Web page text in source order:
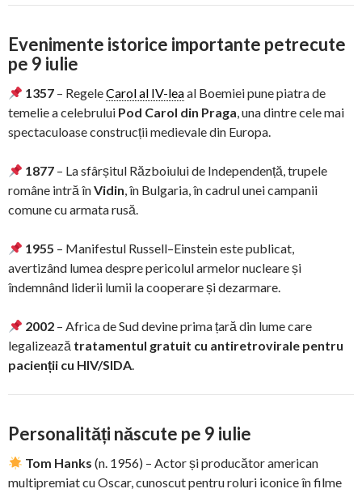
Evenimente istorice importante petrecute
pe 9 iulie
1357 – RegeleCarol al IV-leaal Boemiei pune piatra de
temelie a celebrului Pod Carol din Praga, una dintre cele mai
spectaculoase construcții medievale din Europa.
1877 – La sfârșitul Războiului de Independență, trupele
române intră înVidin, în Bulgaria, în cadrul unei campanii
comune cu armata rusă.
1955 – Manifestul Russell–Einstein este publicat,
avertizând lumea despre pericolul armelor nucleare și
îndemnând liderii lumii la cooperare și dezarmare.
2002 – Africa de Sud devine prima țară din lume care
legalizează tratamentul gratuit cu antiretrovirale pentru
pacienții cu HIV/SIDA.
Personalități născute pe 9 iulie
Tom Hanks (n. 1956) – Actor și producător american
multipremiat cu Oscar, cunoscut pentru roluri iconice în filme